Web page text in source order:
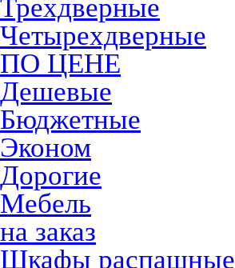
Трехдверные
Четырехдверные
ПО ЦЕНЕ
Дешевые
Бюджетные
Эконом
Дорогие
Мебель
на заказ
Шкафы распашные